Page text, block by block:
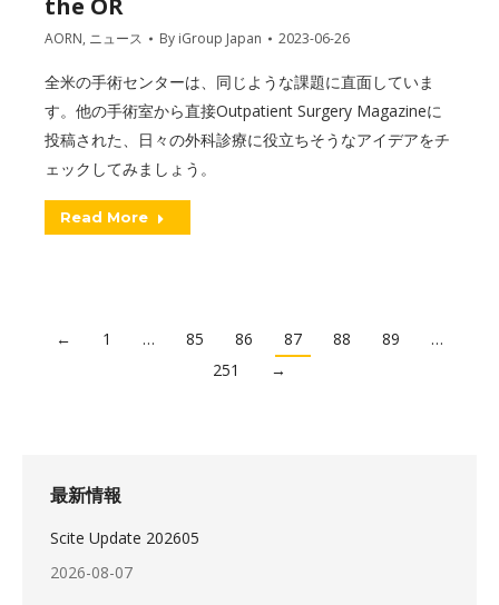
the OR
AORN, ニュース By iGroup Japan 2023-06-26
全米の手術センターは、同じような課題に直面していま
す。他の手術室から直接Outpatient Surgery Magazineに
投稿された、日々の外科診療に役立ちそうなアイデアをチ
ェックしてみましょう。
Read More
← 1 … 85 86 87 88 89
…
251
→
最新情報
Scite Update 202605
2026-08-07